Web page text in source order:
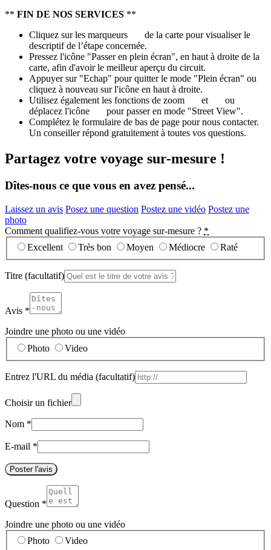
** FIN DE NOS SERVICES **
Cliquez sur les marqueurs
de la carte pour visualiser le
descriptif de l’étape concernée.
Pressez l'icône "Passer en plein écran", en haut à droite de la
carte, afin d'avoir le meilleur aperçu du circuit.
Appuyer sur "Echap" pour quitter le mode "Plein écran" ou
cliquez à nouveau sur l'icône en haut à droite.
Utilisez également les fonctions de zoom
et
ou
déplacez l'icône
pour passer en mode "Street View".
Complétez le formulaire de bas de page pour nous contacter.
Un conseiller répond gratuitement à toutes vos questions.
Partagez votre voyage sur-mesure !
Dîtes-nous ce que vous en avez pensé...
Laissez un avis Posez une question Postez une vidéo Postez une
photo
Comment qualifiez-vous votre voyage sur-mesure ? *
Excellent
Très bon Moyen Médiocre Raté
Titre (facultatif)
Avis *
Joindre une photo ou une vidéo
Photo
Video
Entrez l'URL du média (facultatif)
Choisir un fichier
Nom *
E-mail *
Poster l'avis
Question *
Joindre une photo ou une vidéo
Photo
Video